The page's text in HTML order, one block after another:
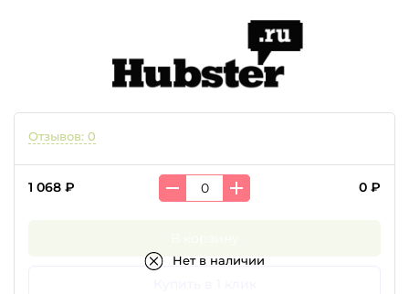
Отзывов: 0
1 068 ₽ 0 ₽
Нет в наличии